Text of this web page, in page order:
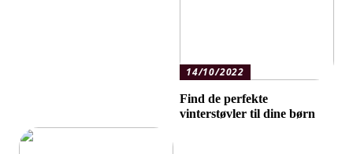
14/10/2022
Find de perfekte
vinterstøvler til dine børn